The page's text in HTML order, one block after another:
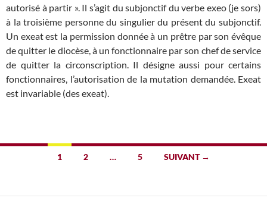
autorisé à partir ». Il s’agit du subjonctif du verbe exeo (je sors)
à la troisième personne du singulier du présent du subjonctif.
Un exeat est la permission donnée à un prêtre par son évêque
de quitter le diocèse, à un fonctionnaire par son chef de service
de quitter la circonscription. Il désigne aussi pour certains
fonctionnaires, l’autorisation de la mutation demandée. Exeat
est invariable (des exeat).
Navigation
1 2 … 5 SUIVANT →